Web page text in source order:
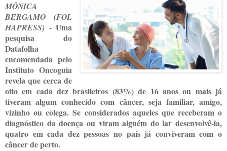
MÔNICA
BERGAMO (FOL
HAPRESS) - Uma
pesquisa do
Datafolha
encomendada pelo
Instituto Oncoguia
revela que cerca de
oito em cada dez brasileiros (83%) de 16 anos ou mais já
tiveram algum conhecido com câncer, seja familiar, amigo,
vizinho ou colega. Se considerados aqueles que receberam o
diagnóstico da doença ou viram alguém do lar desenvolvê-la,
quatro em cada dez pessoas no país já conviveram com o
câncer de perto.